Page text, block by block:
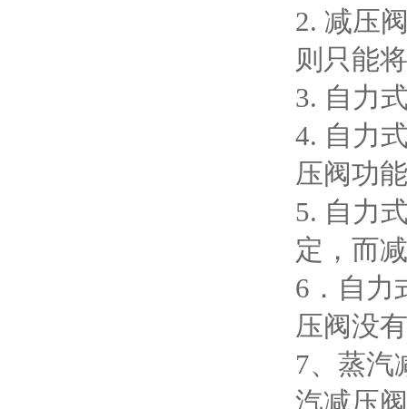
2. 减压
则只能
3. 自力
4. 自力
压阀功
5. 自力
定，而
6．自力
压阀没
7、蒸汽
汽减压